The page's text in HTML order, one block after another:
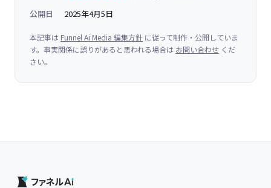
公開日
2025年4月5日
本記事は Funnel Ai Media 編集方針 に従って制作・公開していま
す。事実関係に誤りがあると思われる場合は お問い合わせ くだ
さい。